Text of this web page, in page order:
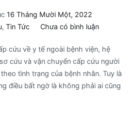
16 Tháng Mười Một, 2022
, Tin Tức Chưa có bình luận
cứu về y tế ngoài bệnh viện, hệ
cứu và vận chuyển cấp cứu người
tình trạng của bệnh nhân. Tuy là
điều bất ngờ là không phải ai cũng